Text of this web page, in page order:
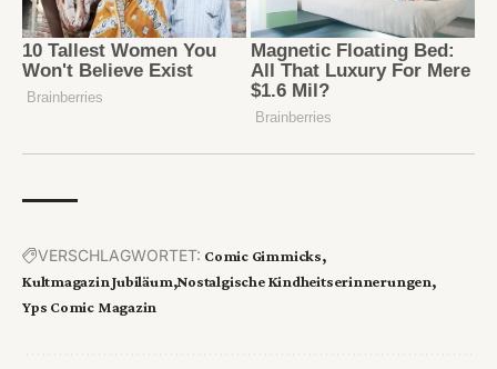
VERSCHLAGWORTET: Comic Gimmicks
Kultmagazin Jubiläum Nostalgische Kindheitserinnerungen
Yps Comic Magazin